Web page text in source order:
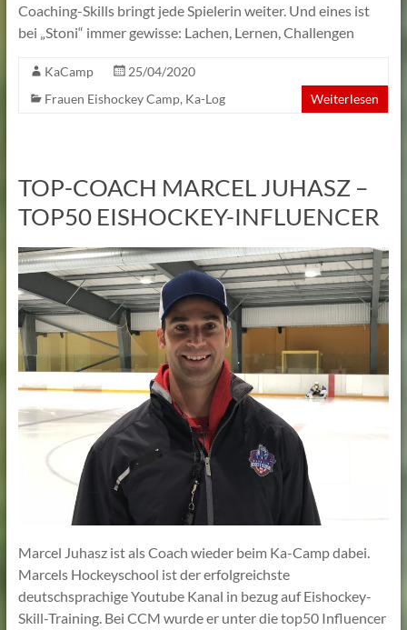
Coaching-Skills bringt jede Spielerin weiter. Und eines ist
bei „Stoni“ immer gewisse: Lachen, Lernen, Challengen
KaCamp
25/04/2020
Frauen Eishockey Camp, Ka-Log Weiterlesen
TOP-COACH MARCEL JUHASZ –
TOP50 EISHOCKEY-INFLUENCER
Marcel Juhasz ist als Coach wieder beim Ka-Camp dabei.
Marcels Hockeyschool ist der erfolgreichste
deutschsprachige Youtube Kanal in bezug auf Eishockey-
Skill-Training. Bei CCM wurde er unter die top50 Influencer